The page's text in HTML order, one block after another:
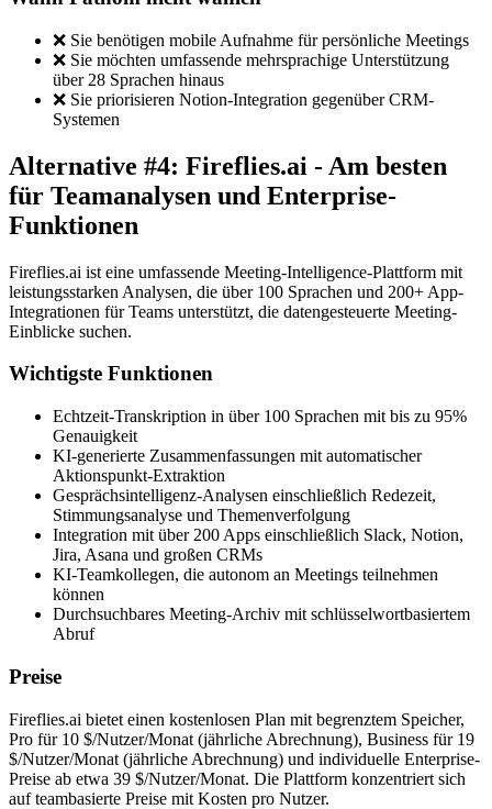
❌ Sie benötigen mobile Aufnahme für persönliche Meetings
❌ Sie möchten umfassende mehrsprachige Unterstützung
über 28 Sprachen hinaus
❌ Sie priorisieren Notion-Integration gegenüber CRM-
Systemen
Alternative #4: Fireflies.ai - Am besten
für Teamanalysen und Enterprise-
Funktionen
Fireflies.ai ist eine umfassende Meeting-Intelligence-Plattform mit
leistungsstarken Analysen, die über 100 Sprachen und 200+ App-
Integrationen für Teams unterstützt, die datengesteuerte Meeting-
Einblicke suchen.
Wichtigste Funktionen
Echtzeit-Transkription in über 100 Sprachen mit bis zu 95%
Genauigkeit
KI-generierte Zusammenfassungen mit automatischer
Aktionspunkt-Extraktion
Gesprächsintelligenz-Analysen einschließlich Redezeit,
Stimmungsanalyse und Themenverfolgung
Integration mit über 200 Apps einschließlich Slack, Notion,
Jira, Asana und großen CRMs
KI-Teamkollegen, die autonom an Meetings teilnehmen
können
Durchsuchbares Meeting-Archiv mit schlüsselwortbasiertem
Abruf
Preise
Fireflies.ai bietet einen kostenlosen Plan mit begrenztem Speicher,
Pro für 10 $/Nutzer/Monat (jährliche Abrechnung), Business für 19
$/Nutzer/Monat (jährliche Abrechnung) und individuelle Enterprise-
Preise ab etwa 39 $/Nutzer/Monat. Die Plattform konzentriert sich
auf teambasierte Preise mit Kosten pro Nutzer.